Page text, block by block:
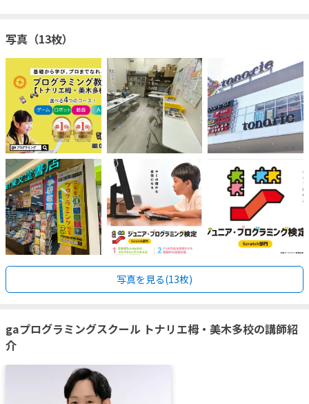
写真（13枚）
写真を見る(13枚)
gaプログラミングスクール トナリエ栂・美木多校の講師紹
介